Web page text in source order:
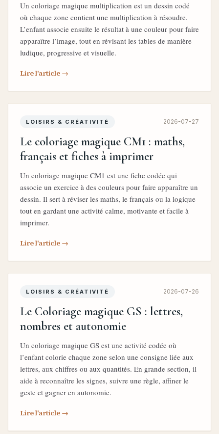
Un coloriage magique multiplication est un dessin codé
où chaque zone contient une multiplication à résoudre.
L’enfant associe ensuite le résultat à une couleur pour faire
apparaître l’image, tout en révisant les tables de manière
ludique, progressive et visuelle.
Lire l'article →
LOISIRS & CRÉATIVITÉ 2026-07-27
Le coloriage magique CM1 : maths,
français et fiches à imprimer
Un coloriage magique CM1 est une fiche codée qui
associe un exercice à des couleurs pour faire apparaître un
dessin. Il sert à réviser les maths, le français ou la logique
tout en gardant une activité calme, motivante et facile à
imprimer.
Lire l'article →
LOISIRS & CRÉATIVITÉ 2026-07-26
Le Coloriage magique GS : lettres,
nombres et autonomie
Un coloriage magique GS est une activité codée où
l’enfant colorie chaque zone selon une consigne liée aux
lettres, aux chiffres ou aux quantités. En grande section, il
aide à reconnaître les signes, suivre une règle, affiner le
geste et gagner en autonomie.
Lire l'article →